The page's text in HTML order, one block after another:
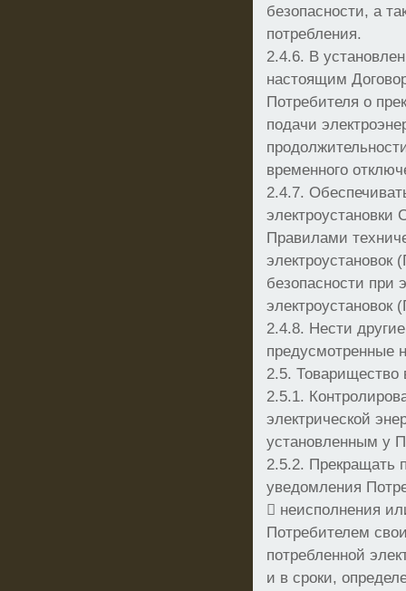
безопасности, а
потребления.
2.4.6. В
настоящим
Потребителя о
подачи
временного
2.4.7.
электроустановки
Правилами
безопасности при
электроустановок
2.4.8. Нести
предусмотренные
2.5. Товарищество
2.5.1.
электрической
установленным у
2.5.2. Прекращать
уведомления
 неисполнения
Потребителем
потребленной
и в сроки,